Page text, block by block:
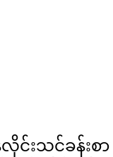
င်းသင်ခန်းစာ